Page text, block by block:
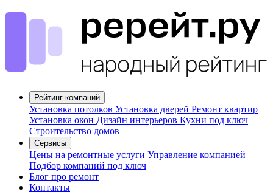
Рейтинг компаний
Установка потолков Установка дверей Ремонт квартир
Установка окон Дизайн интерьеров Кухни под ключ
Строительство домов
Сервисы
Цены на ремонтные услуги Управление компанией
Подбор компаний под ключ
Блог про ремонт
Контакты